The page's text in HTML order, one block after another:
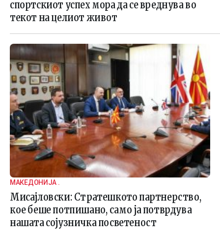
спортскиот успех мора да се вреднува во
текот на целиот живот
МАКЕДОНИЈА .
Мисајловски: Стратешкото партнерство,
кое беше потпишано, само ја потврдува
нашата сојузничка посветеност